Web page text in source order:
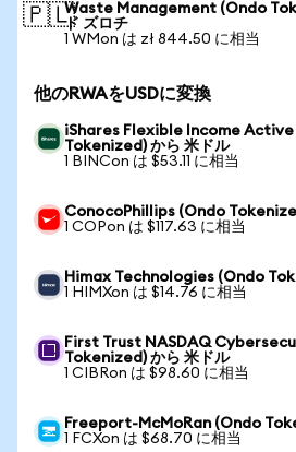
🇵🇱Waste Management (Ondo
ド ズロチ
1 WMon は zł 844.50 に相当
他のRWAをUSDに変換
iShares Flexible Income Active
Tokenized) から 米ドル
1 BINCon は $53.11 に相当
ConocoPhillips (Ondo
1 COPon は $117.63 に相当
Himax Technologies (Ondo
1 HIMXon は $14.76 に相当
First Trust NASDAQ
Tokenized) から 米ドル
1 CIBRon は $98.60 に相当
Freeport-McMoRan (Ondo
1 FCXon は $68.70 に相当